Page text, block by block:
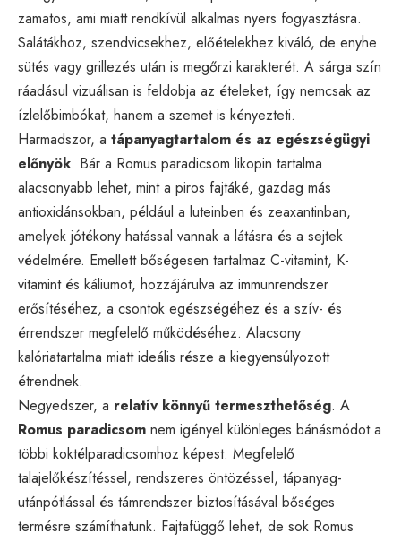
zamatos, ami miatt rendkívül alkalmas nyers fogyasztásra.
Salátákhoz, szendvicsekhez, előételekhez kiváló, de enyhe
sütés vagy grillezés után is megőrzi karakterét. A sárga szín
ráadásul vizuálisan is feldobja az ételeket, így nemcsak az
ízlelőbimbókat, hanem a szemet is kényezteti.
Harmadszor, a tápanyagtartalom és az egészségügyi
előnyök. Bár a Romus paradicsom likopin tartalma
alacsonyabb lehet, mint a piros fajtáké, gazdag más
antioxidánsokban, például a luteinben és zeaxantinban,
amelyek jótékony hatással vannak a látásra és a sejtek
védelmére. Emellett bőségesen tartalmaz C-vitamint, K-
vitamint és káliumot, hozzájárulva az immunrendszer
erősítéséhez, a csontok egészségéhez és a szív- és
érrendszer megfelelő működéséhez. Alacsony
kalóriatartalma miatt ideális része a kiegyensúlyozott
étrendnek.
Negyedszer, a relatív könnyű termeszthetőség. A
Romus paradicsom nem igényel különleges bánásmódot a
többi koktélparadicsomhoz képest. Megfelelő
talajelőkészítéssel, rendszeres öntözéssel, tápanyag-
utánpótlással és támrendszer biztosításával bőséges
termésre számíthatunk. Fajtafüggő lehet, de sok Romus